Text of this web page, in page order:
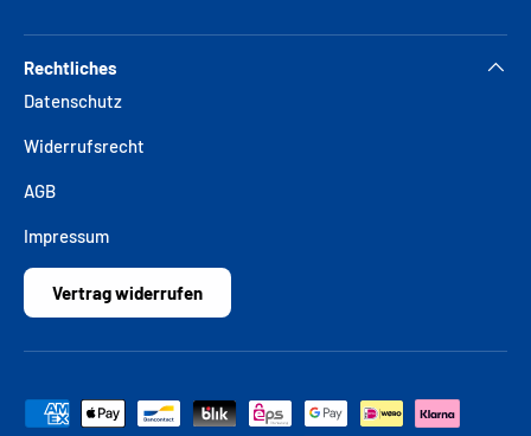
Rechtliches
Datenschutz
Widerrufsrecht
AGB
Impressum
Vertrag widerrufen
Zahlungsmethoden